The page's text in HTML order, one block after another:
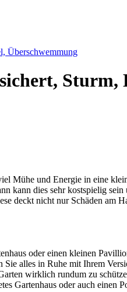
Überschwemmung
Sturm,
Mühe und Energie in eine
kann dies sehr kostspielig
deckt nicht nur Schäden am
oder einen kleinen
alles in Ruhe mit Ihrem
wirklich rundum zu
Gartenhaus oder auch